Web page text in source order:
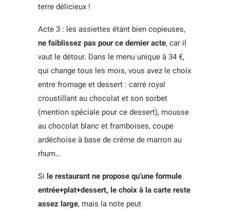
terre délicieux !
Acte 3 : les assiettes étant bien copieuses,
ne faiblissez pas pour ce dernier acte, car il
vaut le détour. Dans le menu unique à 34 €,
qui change tous les mois, vous avez le choix
entre fromage et dessert : carré royal
croustillant au chocolat et son sorbet
(mention spéciale pour ce dessert), mousse
au chocolat blanc et framboises, coupe
ardéchoise à base de crème de marron au
rhum…
Si le restaurant ne propose qu’une formule
entrée+plat+dessert, le choix à la carte reste
assez large, mais la note peut